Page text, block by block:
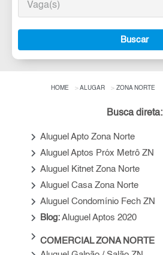
Vaga(s)
Buscar
HOME ALUGAR ZONA NORTE
Busca direta:
keyboard_arrow_right Aluguel Apto Zona Norte
keyboard_arrow_right Aluguel Aptos Próx Metrô ZN
keyboard_arrow_right Aluguel Kitnet Zona Norte
keyboard_arrow_right Aluguel Casa Zona Norte
keyboard_arrow_right Aluguel Condomínio Fech ZN
keyboard_arrow_right Blog: Aluguel Aptos 2020
keyboard_arrow_right COMERCIAL ZONA NORTE